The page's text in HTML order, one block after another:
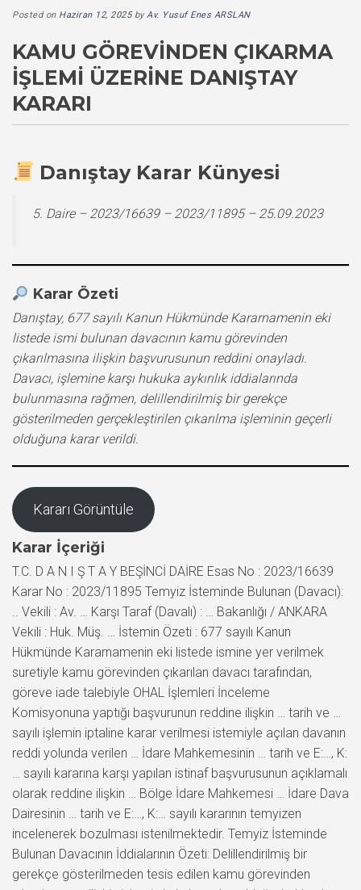
Posted on Haziran 12, 2025byAv. Yusuf Enes ARSLAN
KAMU GÖREVINDEN ÇIKARMA
İŞLEMI ÜZERINE DANIŞTAY
KARARI
Danıştay Karar Künyesi
5. Daire – 2023/16639 – 2023/11895 – 25.09.2023
Karar Özeti
Danıştay, 677 sayılı Kanun Hükmünde Kararnamenin eki
listede ismi bulunan davacının kamu görevinden
çıkarılmasına ilişkin başvurusunun reddini onayladı.
Davacı, işlemine karşı hukuka aykırılık iddialarında
bulunmasına rağmen, delillendirilmiş bir gerekçe
gösterilmeden gerçekleştirilen çıkarılma işleminin geçerli
olduğuna karar verildi.
Kararı Görüntüle
Karar İçeriği
T.C. D A N I Ş T A Y BEŞİNCİ DAİRE Esas No : 2023/16639
Karar No : 2023/11895 Temyiz İsteminde Bulunan (Davacı):
.. Vekili : Av. … Karşı Taraf (Davalı) : … Bakanlığı / ANKARA
Vekili : Huk. Müş. … İstemin Özeti : 677 sayılı Kanun
Hükmünde Kararnamenin eki listede ismine yer verilmek
suretiyle kamu görevinden çıkarılan davacı tarafından,
göreve iade talebiyle OHAL İşlemleri İnceleme
Komisyonuna yaptığı başvurunun reddine ilişkin … tarih ve …
sayılı işlemin iptaline karar verilmesi istemiyle açılan davanın
reddi yolunda verilen … İdare Mahkemesinin … tarih ve E:…, K:
… sayılı kararına karşı yapılan istinaf başvurusunun açıklamalı
olarak reddine ilişkin … Bölge İdare Mahkemesi … İdare Dava
Dairesinin … tarih ve E:…, K:… sayılı kararının temyizen
incelenerek bozulması istenilmektedir. Temyiz İsteminde
Bulunan Davacının İddialarının Özeti: Delillendirilmiş bir
gerekçe gösterilmeden tesis edilen kamu görevinden